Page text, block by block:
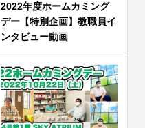
2022年度ホームカミング
デー【特別企画】教職員イ
ンタビュー動画